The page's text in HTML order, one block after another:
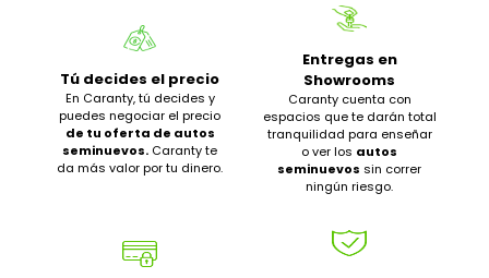
Tú decides el precio
En Caranty, tú decides y
puedes negociar el precio
de tu oferta de autos
seminuevos. Caranty te
da más valor por tu dinero.
Entregas en
Showrooms
Caranty cuenta con
espacios que te darán total
tranquilidad para enseñar
o ver los autos
seminuevos sin correr
ningún riesgo.